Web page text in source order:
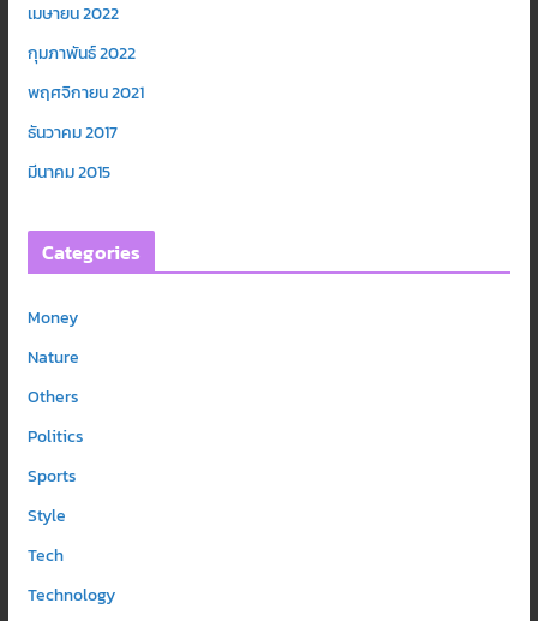
เมษายน 2022
กุมภาพันธ์ 2022
พฤศจิกายน 2021
ธันวาคม 2017
มีนาคม 2015
Categories
Money
Nature
Others
Politics
Sports
Style
Tech
Technology